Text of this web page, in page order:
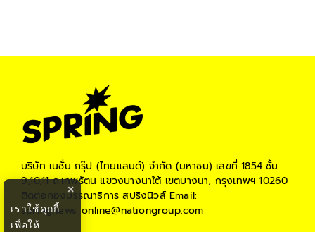
บริษัท เนชั่น กรุ๊ป (ไทยแลนด์) จำกัด (มหาชน) เลขที่ 1854 ชั้น
9,10,11 ถ.เทพรัตน แขวงบางนาใต้ เขตบางนา, กรุงเทพฯ 10260
ติดต่อกองบรรณาธิการ สปริงนิวส์Email:
springnews_online@nationgroup.com
×
เราใช้คุกกี้
เพื่อให้